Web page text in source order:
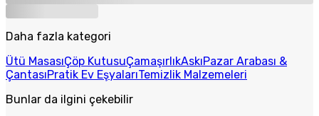
Daha fazla kategori
Ütü MasasıÇöp KutusuÇamaşırlıkAskıPazar Arabası &
ÇantasıPratik Ev EşyalarıTemizlik Malzemeleri
Bunlar da ilgini çekebilir